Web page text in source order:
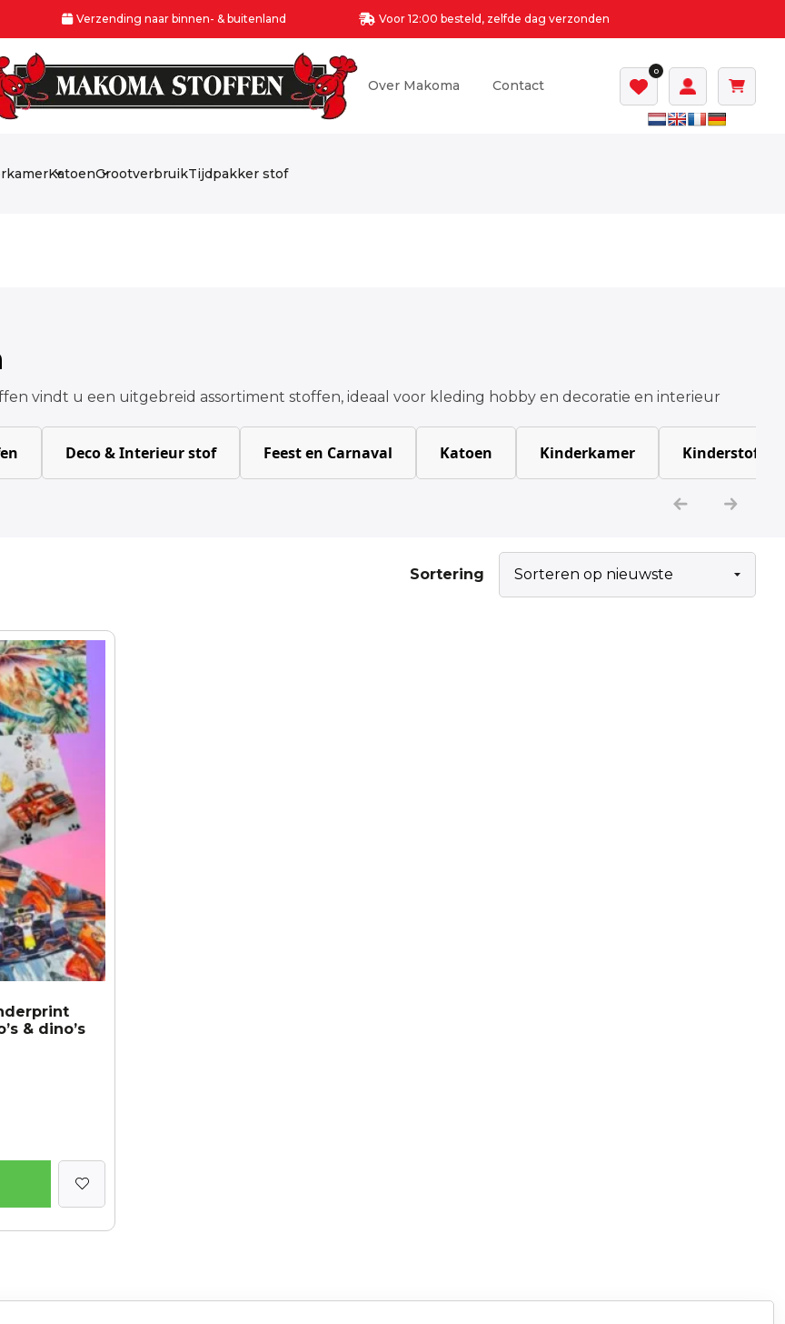
Verzending naar binnen- & buitenland Voor 12:00 besteld, zelfde dag verzonden
Over Makoma Contact
0
KatoenGrootverbruikTijdpakker stof
vindt u een uitgebreid assortiment stoffen, ideaal voor kleding hobby en decoratie en interieur
Deco & Interieur stof Feest en Carnaval Katoen Kinderkamer Kinderstoffen
Sortering
& dino’s